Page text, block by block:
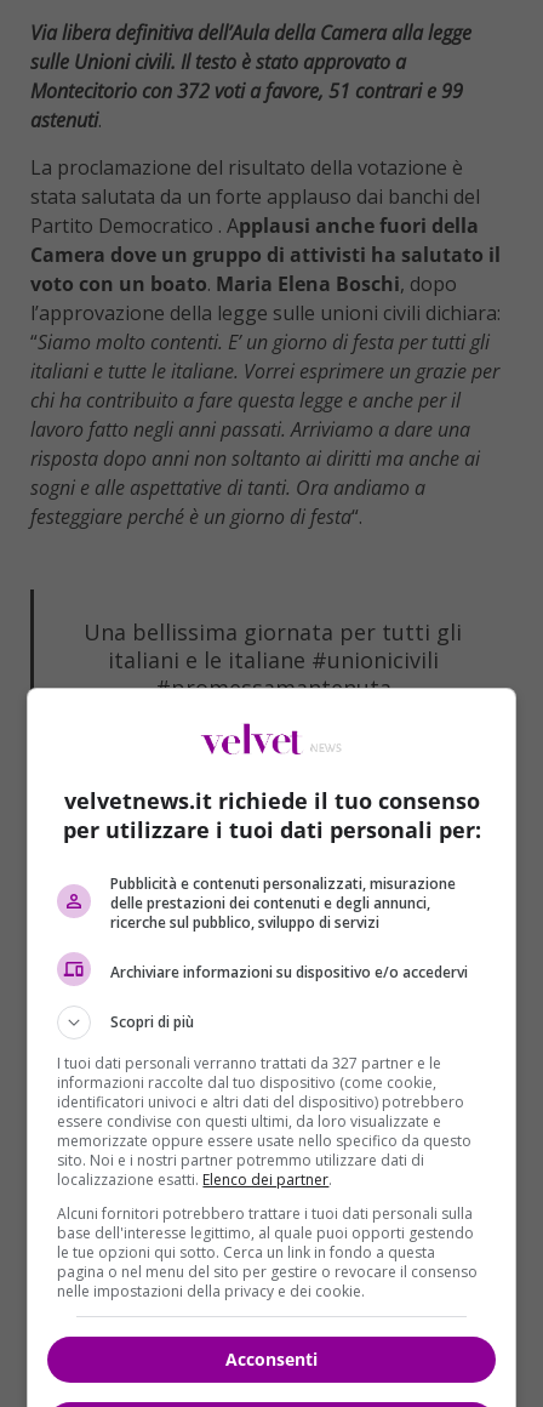
Via libera definitiva dell’Aula della Camera alla legge
sulle Unioni civili. Il testo è stato approvato a
Montecitorio con 372 voti a favore, 51 contrari e 99
astenuti.
La proclamazione del risultato della votazione è
stata salutata da un forte applauso dai banchi del
Partito Democratico . Applausi anche fuori della
Camera dove un gruppo di attivisti ha salutato il
voto con un boato. Maria Elena Boschi, dopo
l’approvazione della legge sulle unioni civili dichiara:
“Siamo molto contenti. E’ un giorno di festa per tutti gli
italiani e tutte le italiane. Vorrei esprimere un grazie per
chi ha contribuito a fare questa legge e anche per il
lavoro fatto negli anni passati. Arriviamo a dare una
risposta dopo anni non soltanto ai diritti ma anche ai
sogni e alle aspettative di tanti. Ora andiamo a
festeggiare perché è un giorno di festa“.
Una bellissima giornata per tutti gli
italiani e le italiane #unionicivili
#promessamantenuta
— maria elena boschi (@meb)11 maggio
2016
ECCO COSA PREVEDE IL TESTO
L’unione deve essere sottoscrittaa un ufficiale
civile, alla presenza di due testimoni e iscritta in un
registro comunale.Le cause impeditive dell’unione
possono essere
: se una delle parti è ancora sposata,
velvetnews.it richiede il tuo consenso
per utilizzare i tuoi dati personali per:
Pubblicità e contenuti personalizzati, misurazione
delle prestazioni dei contenuti e degli annunci,
ricerche sul pubblico, sviluppo di servizi
Archiviare informazioni su dispositivo e/o accedervi
Scopri di più
I tuoi dati personali verranno trattati da 327 partner e le
informazioni raccolte dal tuo dispositivo (come cookie,
identificatori univoci e altri dati del dispositivo) potrebbero
essere condivise con questi ultimi, da loro visualizzate e
memorizzate oppure essere usate nello specifico da questo
sito. Noi e i nostri partner potremmo utilizzare dati di
localizzazione esatti. Elenco dei partner.
Alcuni fornitori potrebbero trattare i tuoi dati personali sulla
base dell'interesse legittimo, al quale puoi opporti gestendo
le tue opzioni qui sotto. Cerca un link in fondo a questa
pagina o nel menu del sito per gestire o revocare il consenso
nelle impostazioni della privacy e dei cookie.
Acconsenti